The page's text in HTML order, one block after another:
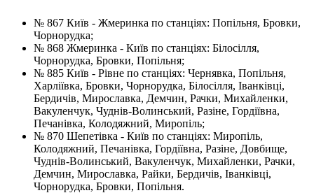
№ 867 Київ - Жмеринка по станціях: Попільня, Бровки,
Чорнорудка;
№ 868 Жмеринка - Київ по станціях: Білосілля,
Чорнорудка, Бровки, Попільня;
№ 885 Київ - Рівне по станціях: Чернявка, Попільня,
Харліївка, Бровки, Чорнорудка, Білосілля, Іванківці,
Бердичів, Мирославка, Демчин, Рачки, Михайленки,
Вакуленчук, Чуднів-Волинський, Разіне, Гордіївна,
Печанівка, Колодяжний, Миропіль;
№ 870 Шепетівка - Київ по станціях: Миропіль,
Колодяжний, Печанівка, Гордіївна, Разіне, Довбище,
Чуднів-Волинський, Вакуленчук, Михайленки, Рачки,
Демчин, Мирославка, Райки, Бердичів, Іванківці,
Чорнорудка, Бровки, Попільня.